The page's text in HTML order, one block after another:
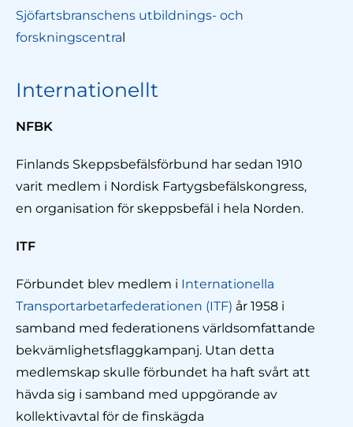
Sjöfartsbranschens utbildnings- och
forskningscentra
Internationellt
NFBK
Finlands Skeppsbefälsförbund har sedan 1910
varit medlem i Nordisk Fartygsbefälskongress,
en organisation för skeppsbefäl i hela Norden.
ITF
Förbundet blev medlem i Internationella
Transportarbetarfederationen (ITF) år 1958 i
samband med federationens världsomfattande
bekvämlighetsflaggkampanj. Utan detta
medlemskap skulle förbundet ha haft svårt att
hävda sig i samband med uppgörande av
kollektivavtal för de finskägda